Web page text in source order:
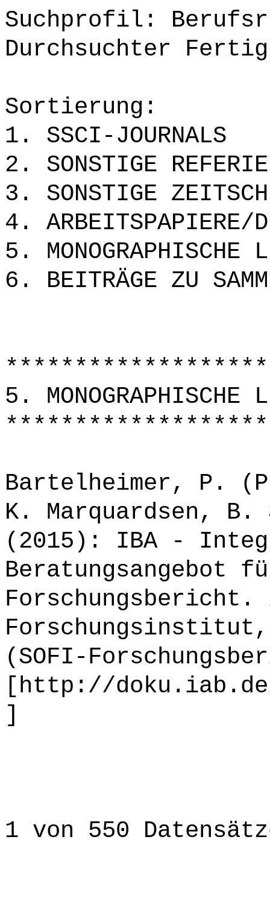
Suchprofil:
Durchsuchter
Sortierung:
1. SSCI-JOURNALS
2. SONSTIGE
3. SONSTIGE
4. ARBEITSPAPIERE/
5. MONOGRAPHISCHE
6. BEITRÄGE ZU
5. MONOGRAPHISCHE
Bartelheimer, P.
K. Marquardsen, B.
(2015): IBA -
Beratungsangebot
(SOFI-
[http://
]
1 von 550